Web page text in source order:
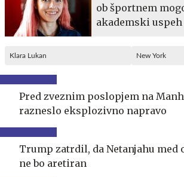
ob športnem
akademski uspeh
Klara Lukan New York
Pred zveznim poslopjem na
razneslo eksplozivno napravo
Trump zatrdil, da Netanjahu med
ne bo aretiran